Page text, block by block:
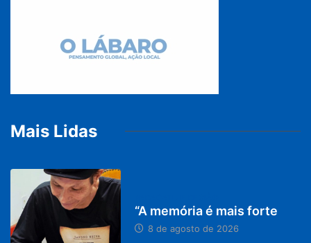
Mais Lidas
“A memória é mais forte
8 de agosto de 2026